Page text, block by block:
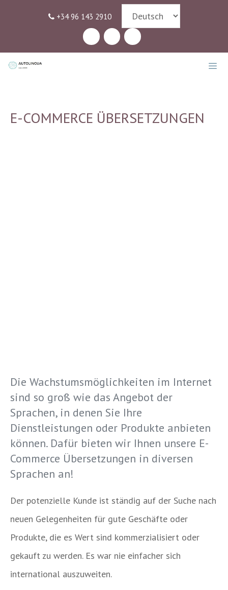
+34 96 143 2910
E-COMMERCE ÜBERSETZUNGEN
Die Wachstumsmöglichkeiten im Internet
sind so groß wie das Angebot der
Sprachen, in denen Sie Ihre
Dienstleistungen oder Produkte anbieten
können. Dafür bieten wir Ihnen unsere E-
Commerce Übersetzungen in diversen
Sprachen an!
Der potenzielle Kunde ist ständig auf der Suche nach
neuen Gelegenheiten für gute Geschäfte oder
Produkte, die es Wert sind kommerzialisiert oder
gekauft zu werden. Es war nie einfacher sich
international auszuweiten.